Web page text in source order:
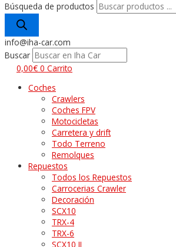
Búsqueda de productos
info@iha-car.com
Buscar
0,00€ 0 Carrito
Coches
Crawlers
Coches FPV
Motocicletas
Carretera y drift
Todo Terreno
Remolques
Repuestos
Todos los Repuestos
Carrocerias Crawler
Decoración
SCX10
TRX-4
TRX-6
SCX10 II